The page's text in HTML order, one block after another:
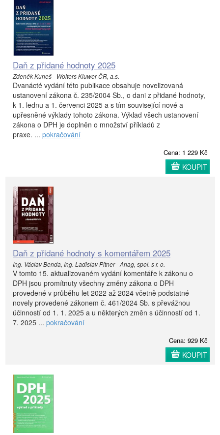
Daň z přidané hodnoty 2025
Zdeněk Kuneš - Wolters Kluwer ČR, a.s.
Dvanácté vydání této publikace obsahuje novelizovaná
ustanovení zákona č. 235/2004 Sb., o dani z přidané hodnoty,
k 1. lednu a 1. červenci 2025 a s tím související nové a
upřesněné výklady tohoto zákona. Výklad všech ustanovení
zákona o DPH je doplněn o množství příkladů z
praxe. ... pokračování
Cena: 1 229 Kč
KOUPIT
Daň z přidané hodnoty s komentářem 2025
Ing. Václav Benda, Ing. Ladislav Pitner - Anag, spol. s r. o.
V tomto 15. aktualizovaném vydání komentáře k zákonu o
DPH jsou promítnuty všechny změny zákona o DPH
provedené v průběhu let 2022 až 2024 včetně podstatné
novely provedené zákonem č. 461/2024 Sb. s převážnou
účinností od 1. 1. 2025 a u některých změn s účinností od 1.
7. 2025 ... pokračování
Cena: 929 Kč
KOUPIT